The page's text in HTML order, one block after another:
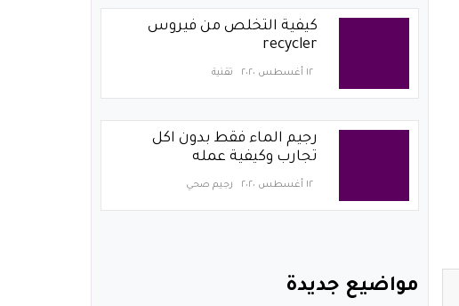
كيفية التخلص من فيروس
recycler
١٢ أغسطس ٢٠٢٠ تقنية
رجيم الماء فقط بدون اكل
تجارب وكيفية عمله
١٢ أغسطس ٢٠٢٠ رجيم صحي
مواضيع جديدة